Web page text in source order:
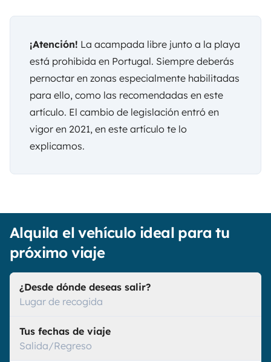
¡Atención! La acampada libre junto a la playa
está prohibida en Portugal. Siempre deberás
pernoctar en zonas especialmente habilitadas
para ello, como las recomendadas en este
artículo. El cambio de legislación entró en
vigor en 2021, en este artículo te lo
explicamos.
Alquila el vehículo ideal para tu
próximo viaje
¿Desde dónde deseas salir?
Lugar de recogida
Tus fechas de viaje
Salida/Regreso